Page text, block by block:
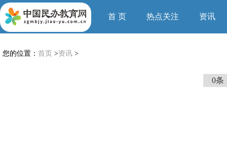
首 页 热点关注 资讯
您的位置： 首页 >资讯 >
0条